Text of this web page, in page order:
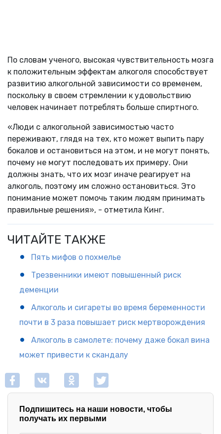
По словам ученого, высокая чувствительность мозга
к положительным эффектам алкоголя способствует
развитию алкогольной зависимости со временем,
поскольку в своем стремлении к удовольствию
человек начинает потреблять больше спиртного.
«Люди с алкогольной зависимостью часто
переживают, глядя на тех, кто может выпить пару
бокалов и остановиться на этом, и не могут понять,
почему не могут последовать их примеру. Они
должны знать, что их мозг иначе реагирует на
алкоголь, поэтому им сложно остановиться. Это
понимание может помочь таким людям принимать
правильные решения», - отметила Кинг.
ЧИТАЙТЕ ТАКЖЕ
Пять мифов о похмелье
Трезвенники имеют повышенный риск
деменции
Алкоголь и сигареты во время беременности
почти в 3 раза повышает риск мертворождения
Алкоголь в самолете: почему даже бокал вина
может привести к скандалу
Подпишитесь на наши новости, чтобы
получать их первыми